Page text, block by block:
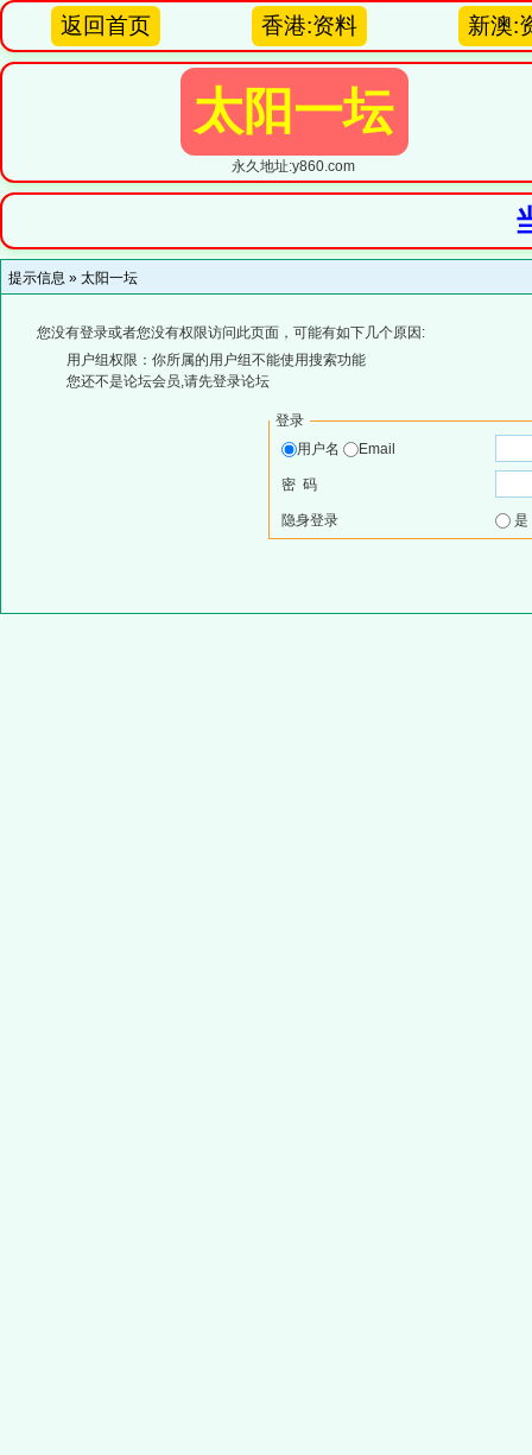
返回首页 香港:资料 新澳:
太阳一坛
永久地址:y860.com
提示信息 » 太阳一坛
您没有登录或者您没有权限访问此页面，可能有如下几个原因:
用户组权限：你所属的用户组不能使用搜索功能
您还不是论坛会员,请先登录论坛
登录
用户名
Email
密 码
隐身登录